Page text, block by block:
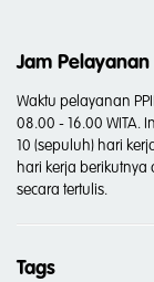
Jam Pelayanan
Waktu pelayanan
08.00 - 16.00 WITA.
10 (sepuluh) hari
hari kerja
secara tertulis.
Tags